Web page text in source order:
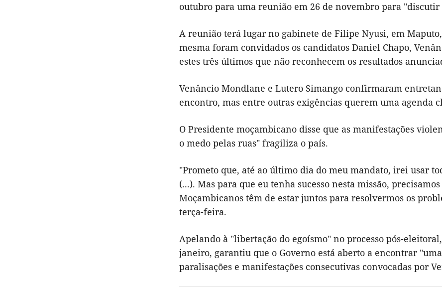
outubro para uma reunião em 26 de novembro para
A reunião terá lugar no gabinete de Filipe Nyusi, em
mesma foram convidados os candidatos Daniel Chapo,
estes três últimos que não reconhecem os resultados
Venâncio Mondlane e Lutero Simango confirmaram
encontro, mas entre outras exigências querem uma agenda
O Presidente moçambicano disse que as manifestações
o medo pelas ruas" fragiliza o país.
"Prometo que, até ao último dia do meu mandato, irei usar
(...). Mas para que eu tenha sucesso nesta missão,
Moçambicanos têm de estar juntos para resolvermos os
terça-feira.
Apelando à "libertação do egoísmo" no processo pós-
janeiro, garantiu que o Governo está aberto a encontrar
paralisações e manifestações consecutivas convocadas por